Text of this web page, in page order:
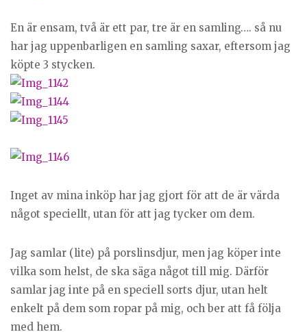
En är ensam, två är ett par, tre är en samling…. så nu
har jag uppenbarligen en samling saxar, eftersom jag
köpte 3 stycken.
Inget av mina inköp har jag gjort för att de är värda
något speciellt, utan för att jag tycker om dem.
Jag samlar (lite) på porslinsdjur, men jag köper inte
vilka som helst, de ska säga något till mig. Därför
samlar jag inte på en speciell sorts djur, utan helt
enkelt på dem som ropar på mig, och ber att få följa
med hem.